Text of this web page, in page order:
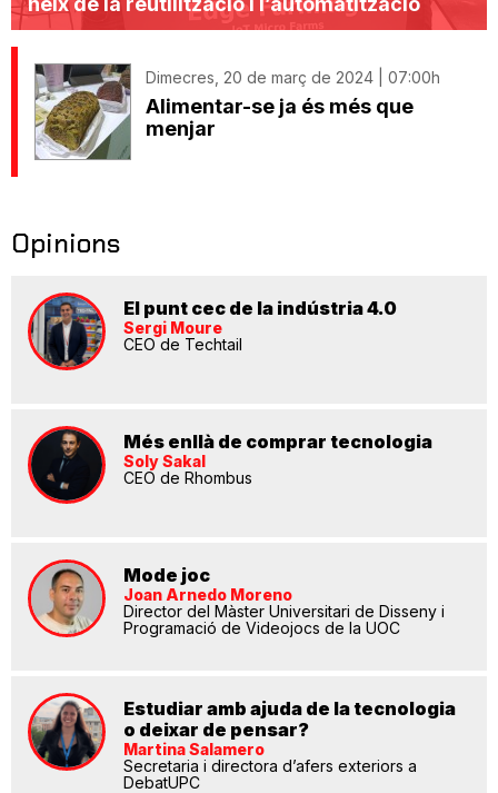
Dimecres, 20 de març de 2024 | 07:00h
Alimentar-se ja és més que
menjar
Opinions
El punt cec de la indústria 4.0
Sergi Moure
CEO de Techtail
Més enllà de comprar tecnologia
Soly Sakal
CEO de Rhombus
Mode joc
Joan Arnedo Moreno
Director del Màster Universitari de Disseny i
Programació de Videojocs de la UOC
Estudiar amb ajuda de la tecnologia
o deixar de pensar?
Martina Salamero
Secretaria i directora d’afers exteriors a
DebatUPC